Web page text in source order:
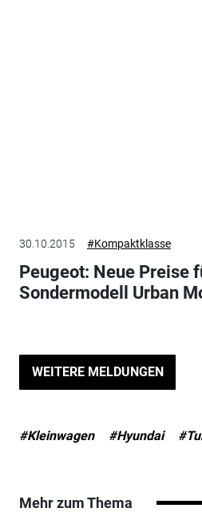
30.10.2015 #Kompaktklasse
Peugeot: Neue Preise
Sondermodell Urban
WEITERE MELDUNGEN
#Kleinwagen #Hyundai
Mehr zum Thema